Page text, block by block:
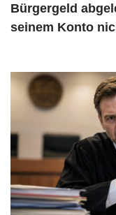
Bürgergeld
seinem Konto